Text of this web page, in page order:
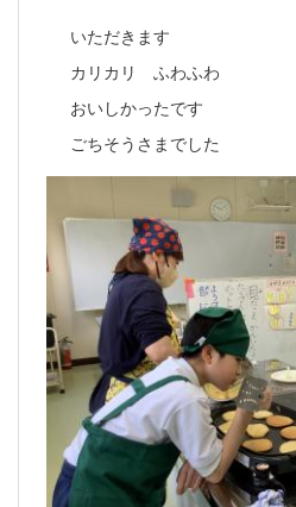
いただきます
カリカリ ふわふわ
おいしかったです
ごちそうさまでした